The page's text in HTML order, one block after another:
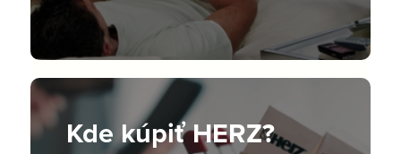
Kde kúpiť HERZ?